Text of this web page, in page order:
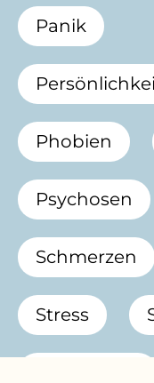
Panik
Phobien
Psychosen
Schmerzen
Stress